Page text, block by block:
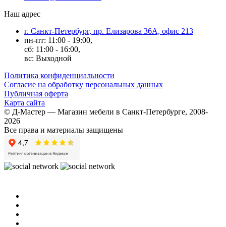
Наш адрес
г. Санкт-Петербург, пр. Елизарова 36А, офис 213
пн-пт: 11:00 - 19:00,
сб: 11:00 - 16:00,
вс: Выходной
Политика конфиденциальности
Согласие на обработку персональных данных
Публичная оферта
Карта сайта
© Д-Мастер — Магазин мебели в Санкт-Петербурге, 2008-
2026
Все права и материалы защищены